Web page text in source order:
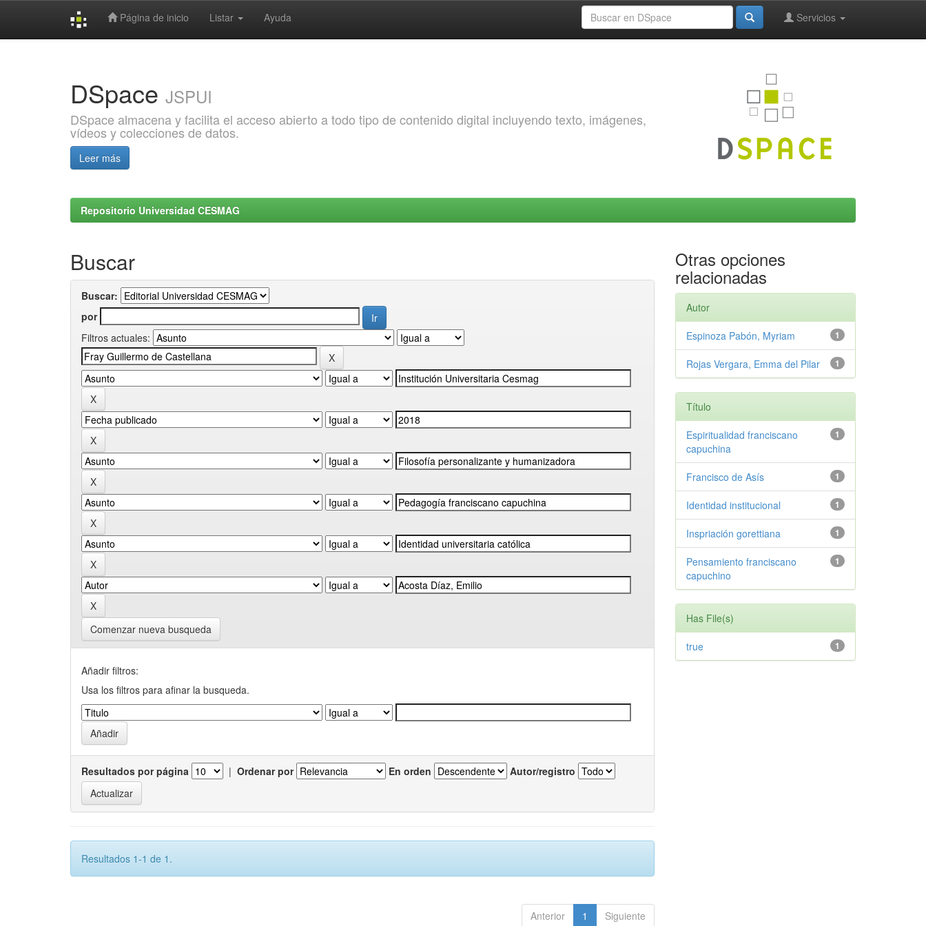
Página de inicio Listar Ayuda Servicios
DSpace JSPUI
DSpace almacena y facilita el acceso abierto a todo tipo de contenido digital incluyendo texto, imágenes,
vídeos y colecciones de datos.
Leer más
Repositorio Universidad CESMAG
Buscar
Buscar:
por
Filtros actuales:
Comenzar nueva busqueda
Añadir filtros:
Usa los filtros para afinar la busqueda.
Resultados por página | Ordenar por En orden Autor/registro
Resultados 1-1 de 1.
Anterior 1 Siguiente
Otras opciones
relacionadas
Autor
1
Espinoza Pabón, Myriam
1
Rojas Vergara, Emma del Pilar
Título
1
Espiritualidad franciscano
capuchina
1
Francisco de Asís
1
Identidad institucional
1
Inspriación gorettiana
1
Pensamiento franciscano
capuchino
Has File(s)
1
true